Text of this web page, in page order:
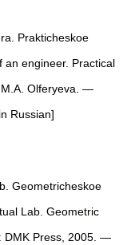
Prakticheskoe
an engineer. Practical
M.A. Olferyeva. —
Russian]
Geometricheskoe
Lab. Geometric
DMK Press, 2005. —